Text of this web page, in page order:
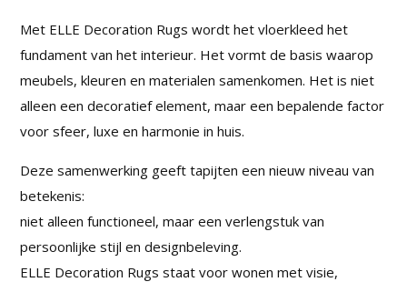
Met ELLE Decoration Rugs wordt het vloerkleed het
fundament van het interieur. Het vormt de basis waarop
meubels, kleuren en materialen samenkomen. Het is niet
alleen een decoratief element, maar een bepalende factor
voor sfeer, luxe en harmonie in huis.
Deze samenwerking geeft tapijten een nieuw niveau van
betekenis:
niet alleen functioneel, maar een verlengstuk van
persoonlijke stijl en designbeleving.
ELLE Decoration Rugs staat voor wonen met visie,